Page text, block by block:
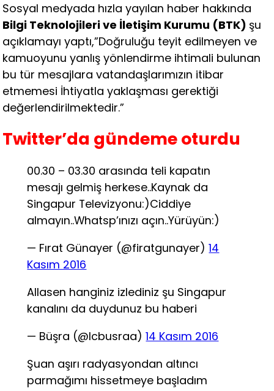
Sosyal medyada hızla yayılan haber hakkında
Bilgi Teknolojileri ve İletişim Kurumu (BTK) şu
açıklamayı yaptı,”Doğruluğu teyit edilmeyen ve
kamuoyunu yanlış yönlendirme ihtimali bulunan
bu tür mesajlara vatandaşlarımızın itibar
etmemesi İhtiyatla yaklaşması gerektiği
değerlendirilmektedir.”
Twitter’da gündeme oturdu
00.30 – 03.30 arasında teli kapatın
mesajı gelmiş herkese..Kaynak da
Singapur Televizyonu:)Ciddiye
almayın..Whatsp’ınızı açın..Yürüyün:)
— Fırat Günayer (@firatgunayer)14
Kasım 2016
Allasen hanginiz izlediniz şu Singapur
kanalını da duydunuz bu haberi
— Büşra (@Icbusraa)14 Kasım 2016
Şuan aşırı radyasyondan altıncı
parmağımı hissetmeye başladım